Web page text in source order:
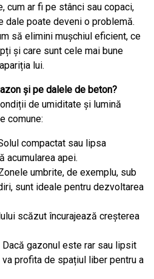
cum ar fi pe stânci sau copaci,
dale poate deveni o problemă.
să elimini mușchiul eficient, ce
și care sunt cele mai bune
lui.
și pe dalele de beton?
de umiditate și lumină
comune:
compactat sau lipsa
acumularea apei.
umbrite, de exemplu, sub
sunt ideale pentru dezvoltarea
scăzut încurajează creșterea
gazonul este rar sau lipsit
profita de spațiul liber pentru a